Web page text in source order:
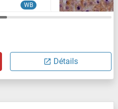
WB
Détails